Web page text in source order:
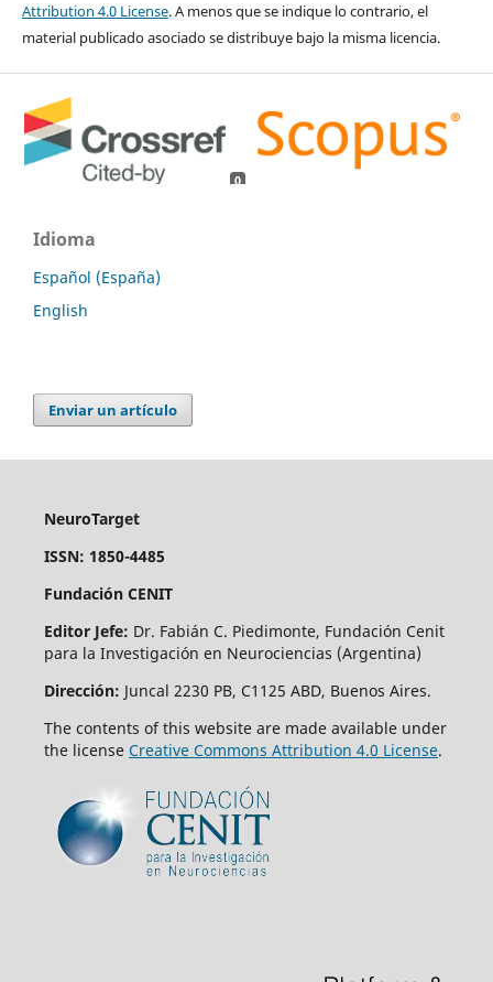
Attribution 4.0 License. A menos que se indique lo contrario, el
material publicado asociado se distribuye bajo la misma licencia.
0
Idioma
Español (España)
English
Enviar un artículo
NeuroTarget
ISSN: 1850-4485
Fundación CENIT
Editor Jefe: Dr. Fabián C. Piedimonte, Fundación Cenit
para la Investigación en Neurociencias (Argentina)
Dirección: Juncal 2230 PB, C1125 ABD, Buenos Aires.
The contents of this website are made available under
the license Creative Commons Attribution 4.0 License.